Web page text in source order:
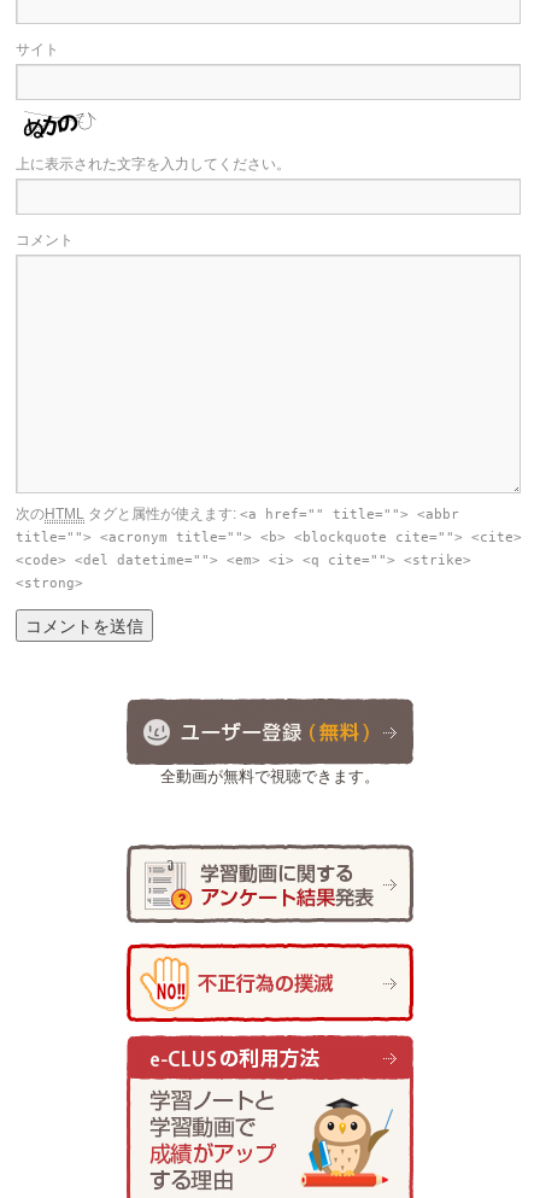
サイト
上に表示された文字を入力してください。
コメント
次のHTML タグと属性が使えます:<a href="" title=""> <abbr
title=""> <acronym title=""> <b> <blockquote cite=""> <cite>
<code> <del datetime=""> <em> <i> <q cite=""> <strike>
<strong>
全動画が無料で視聴できます。